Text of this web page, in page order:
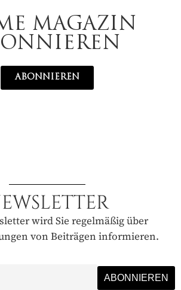
MAGAZIN
ABONNIEREN
wird Sie regelmäßig über
von Beiträgen informieren.